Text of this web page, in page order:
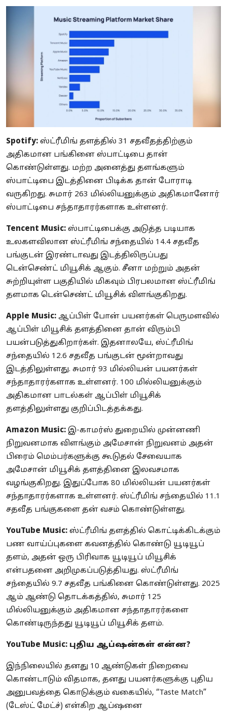
Spotify: ஸ்ட்ரீமிங் தளத்தில் 31 சதவீதத்திற்கும்
அதிகமான பங்கினை ஸ்பாட்டிபை தான்
கொண்டுள்ளது. மற்ற அனைத்து தளங்களும்
ஸ்பாட்டிபை இடத்தினை பிடிக்க தான் போராடி
வருகிறது. சுமார் 263 மில்லியனுக்கும் அதிகமானோர்
ஸ்பாட்டிபை சந்தாதாரர்களாக உள்ளனர்.
Tencent Music: ஸ்பாட்டிபைக்கு அடுத்த படியாக
உலகளவிலான ஸ்ட்ரீமிங் சந்தையில் 14.4 சதவீத
பங்குடன் இரண்டாவது இடத்திலிருப்பது
டென்செண்ட் மியூசிக் ஆகும். சீனா மற்றும் அதன்
சுற்றியுள்ள பகுதியில் மிகவும் பிரபலமான ஸ்ட்ரீமிங்
தளமாக டென்செண்ட் மியூசிக் விளங்குகிறது.
Apple Music: ஆப்பிள் போன் பயனர்கள் பெருமளவில்
ஆப்பிள் மியூசிக் தளத்தினை தான் விரும்பி
பயன்படுத்துகிறார்கள். இதனாலயே, ஸ்ட்ரீமிங்
சந்தையில் 12.6 சதவீத பங்குடன் மூன்றாவது
இடத்திலுள்ளது. சுமார் 93 மில்லியன் பயனர்கள்
சந்தாதாரர்களாக உள்ளனர். 100 மில்லியனுக்கும்
அதிகமான பாடல்கள் ஆப்பிள் மியூசிக்
தளத்திலுள்ளது குறிப்பிடத்தக்கது.
Amazon Music: இ-காமர்ஸ் துறையில் முன்னணி
நிறுவனமாக விளங்கும் அமேசான் நிறுவனம் அதன்
பிரைம் மெம்பர்களுக்கு கூடுதல் சேவையாக
அமேசான் மியூசிக் தளத்தினை இலவசமாக
வழங்குகிறது. இதுப்போக 80 மில்லியன் பயனர்கள்
சந்தாதாரர்களாக உள்ளனர். ஸ்ட்ரீமிங் சந்தையில் 11.1
சதவீத பங்குகளை தன் வசம் கொண்டுள்ளது.
YouTube Music: ஸ்ட்ரீமிங் தளத்தில் கொட்டிக்கிடக்கும்
பண வாய்ப்புகளை கவனத்தில் கொண்டு யூடியூப்
தளம், அதன் ஒரு பிரிவாக யூடியூப் மியூசிக்
என்பதனை அறிமுகப்படுத்தியது. ஸ்ட்ரீமிங்
சந்தையில் 9.7 சதவீத பங்கினை கொண்டுள்ளது. 2025
ஆம் ஆண்டு தொடக்கத்தில், சுமார் 125
மில்லியனுக்கும் அதிகமான சந்தாதாரர்களை
கொண்டிருந்தது யூடியூப் மியூசிக் தளம்.
YouTube Music: புதிய ஆப்ஷன்கள் என்ன?
இந்நிலையில் தனது 10 ஆண்டுகள் நிறைவை
கொண்டாடும் விதமாக, தனது பயனர்களுக்கு புதிய
அனுபவத்தை கொடுக்கும் வகையில், “Taste Match”
(டேஸ்ட் மேட்ச்) என்கிற ஆப்ஷனை